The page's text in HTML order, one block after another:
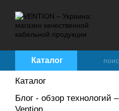
Каталог
Каталог
Блог - обзор технологий –